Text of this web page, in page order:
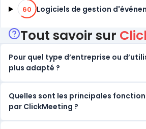
60% de compatibilité
60 Logiciels de gestion
Tout savoir sur
Pour quel type d’entreprise ou
plus adapté ?
Quelles sont les principales
par ClickMeeting ?